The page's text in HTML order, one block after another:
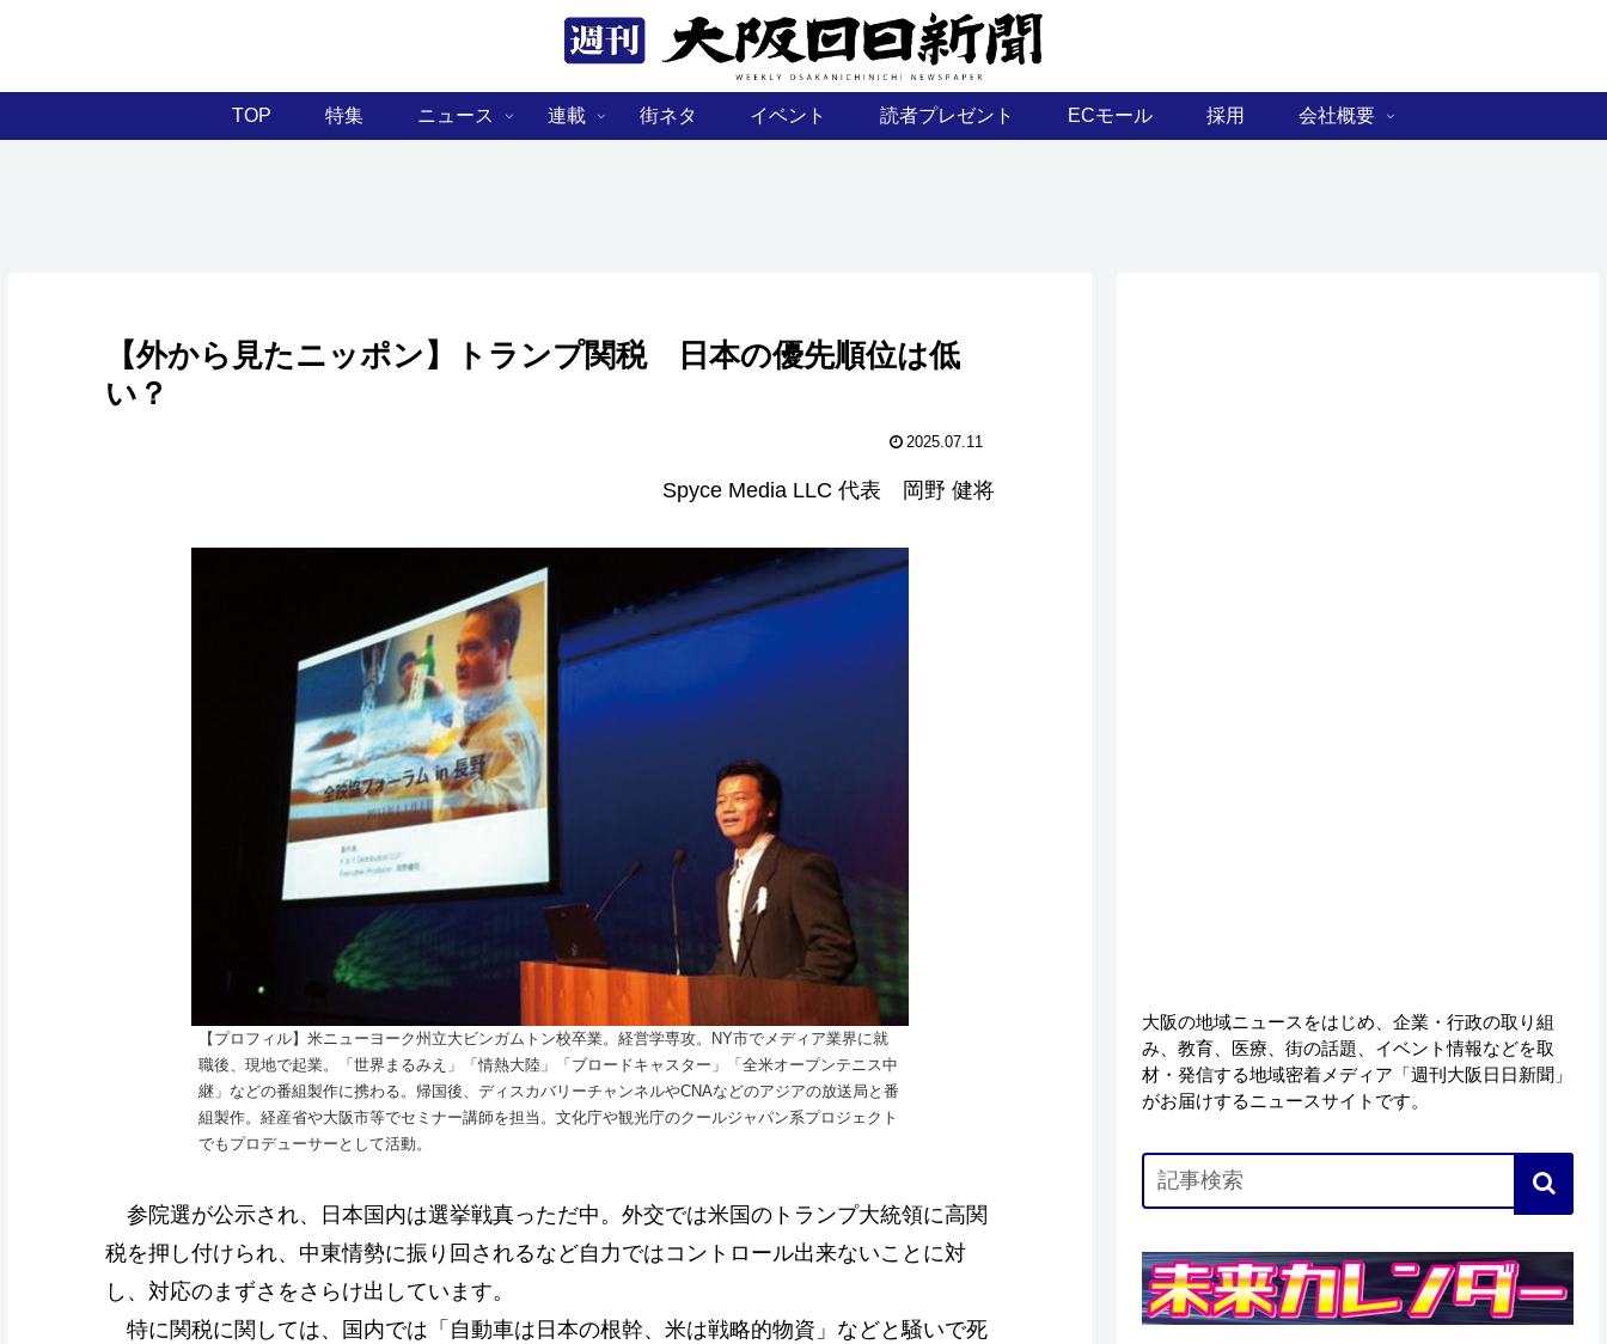
TOP 特集 ニュース 連載 街ネタ イベント 読者プレゼント ECモール 採用 会社概要
【外から見たニッポン】トランプ関税 日本の優先順位は低
い？
2025.07.11
Spyce Media LLC 代表 岡野 健将
【プロフィル】米ニューヨーク州立大ビンガムトン校卒業。経営学専攻。NY市でメディア業界に就
職後、現地で起業。「世界まるみえ」「情熱大陸」「ブロードキャスター」「全米オープンテニス中
継」などの番組製作に携わる。帰国後、ディスカバリーチャンネルやCNAなどのアジアの放送局と番
組製作。経産省や大阪市等でセミナー講師を担当。文化庁や観光庁のクールジャパン系プロジェクト
でもプロデューサーとして活動。
参院選が公示され、日本国内は選挙戦真っただ中。外交では米国のトランプ大統領に高関
税を押し付けられ、中東情勢に振り回されるなど自力ではコントロール出来ないことに対
し、対応のまずさをさらけ出しています。
特に関税に関しては、国内では「自動車は日本の根幹、米は戦略的物資」などと騒いで死
大阪の地域ニュースをはじめ、企業・行政の取り組
み、教育、医療、街の話題、イベント情報などを取
材・発信する地域密着メディア「週刊大阪日日新聞」
がお届けするニュースサイトです。